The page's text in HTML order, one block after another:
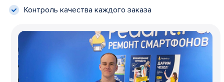
Контроль качества каждого заказа